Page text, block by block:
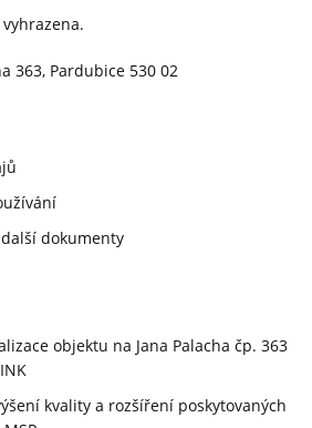
363, Pardubice 530 02
dokumenty
objektu na Jana Palacha čp. 363
kvality a rozšíření poskytovaných